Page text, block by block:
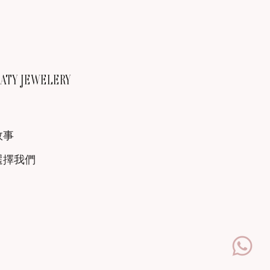
JEWELERY
事
擇我們